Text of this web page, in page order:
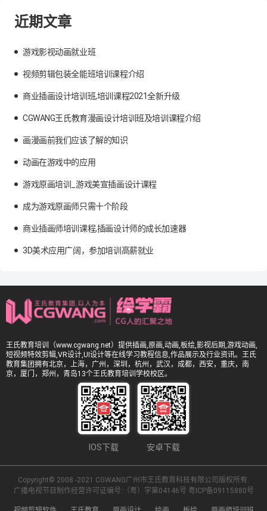
近期文章
游戏影视动画就业班
视频剪辑包装全能班培训课程介绍
商业插画设计培训班,培训课程2021全新升级
CGWANG王氏教育漫画设计培训班及培训课程介绍
画漫画前我们应该了解的知识
动画在游戏中的应用
游戏原画培训_游戏美宣插画设计课程
成为游戏原画师只需十个阶段
商业插画师培训课程,插画设计师的成长加速器
3D美术应用广阔，参加培训高薪就业
王氏教育培训（www.cgwang.net）提供插画,原画,动画,板绘,影视后期,游戏动画,
短视频特效剪辑,VR设计,UI设计等在线学习教程信息,作品展示及行业资讯。王氏
教育集团拥有北京，上海，广州，深圳，杭州，武汉，成都，西安，重庆，南
京，厦门，郑州，青岛13个王氏教育培训学校校区。
IOS下载 安卓下载
Copyright© 2008 -2021 CGWANG广州市王氏教育科技有限公司版权所有.
广播电视节目制作经营许可证编号:（粤）字第04146号 粤ICP备09115880号